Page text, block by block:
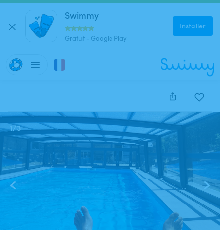
Swimmy
Gratuit - Google Play
Installer
1/3